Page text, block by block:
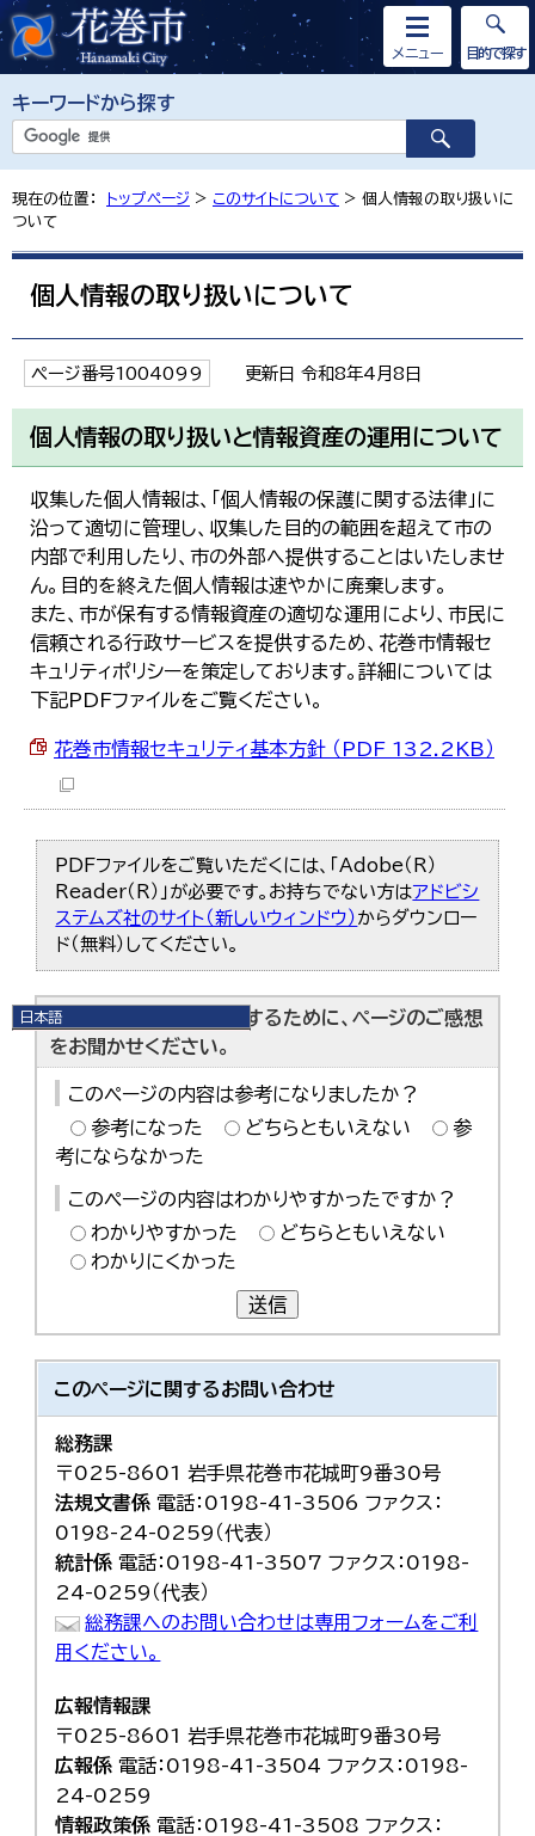
キーワードから探す
メニュー
日本語
日本語
简体中文
繁體中文
目的で探す
現在の位置： トップページ > このサイトについて > 個人情報の取り扱いに
ついて
個人情報の取り扱いについて
ページ番号1004099 更新日 令和8年4月8日
個人情報の取り扱いと情報資産の運用について
収集した個人情報は、「個人情報の保護に関する法律」に
沿って適切に管理し、収集した目的の範囲を超えて市の
内部で利用したり、市の外部へ提供することはいたしませ
ん。目的を終えた個人情報は速やかに廃棄します。
また、市が保有する情報資産の適切な運用により、市民に
信頼される行政サービスを提供するため、花巻市情報セ
キュリティポリシーを策定しております。詳細については
下記PDFファイルをご覧ください。
花巻市情報セキュリティ基本方針 （PDF 132.2KB）
PDFファイルをご覧いただくには、「Adobe（R）
Reader（R）」が必要です。お持ちでない方はアドビシ
ステムズ社のサイト（新しいウィンドウ） からダウンロー
ド（無料）してください。
より良いウェブサイトにするために、ページのご感想
をお聞かせください。
このページの内容は参考になりましたか？
参考になった
どちらともいえない
参
考にならなかった
このページの内容はわかりやすかったですか？
わかりやすかった
どちらともいえない
わかりにくかった
送信
このページに関するお問い合わせ
総務課
〒025-8601 岩手県花巻市花城町9番30号
法規文書係 電話：0198-41-3506 ファクス：
0198-24-0259（代表）
統計係 電話：0198-41-3507 ファクス：0198-
24-0259（代表）
総務課へのお問い合わせは専用フォームをご利
用ください。
広報情報課
〒025-8601 岩手県花巻市花城町9番30号
広報係電話：0198-41-3504 ファクス：0198-
24-0259
情報政策係 電話：0198-41-3508 ファクス：